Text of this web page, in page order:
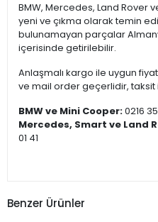
BMW, Mercedes, Land Rover
yeni ve çıkma olarak temin
bulunamayan parçalar
içerisinde getirilebilir.
Anlaşmalı kargo ile uygun
ve mail order geçerlidir, taksit
BMW ve Mini Cooper:0216
Mercedes, Smart ve Land
01 41
Benzer Ürünler